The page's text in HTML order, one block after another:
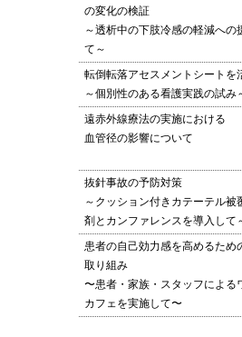
の変化の検証
～透析中の下肢冷感の軽減への
て～
転倒転落アセスメントシートを
～個別性のある看護実践の試み
遠赤外線療法の実施における
血管径の影響について
抜針事故の予防対策
～クッション付きカテーテル被
剤とカンファレンスを導入して
患者の自己効力感を高めるため
取り組み
〜患者・家族・スタッフによる
カフェを実施して〜